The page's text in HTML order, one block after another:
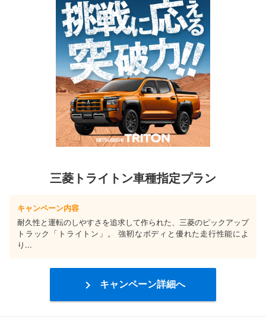
三菱トライトン車種指定プラン
キャンペーン内容
耐久性と運転のしやすさを追求して作られた、三菱のピックアップ
トラック「トライトン」。 強靭なボディと優れた走行性能によ
り...
 キャンペーン詳細へ